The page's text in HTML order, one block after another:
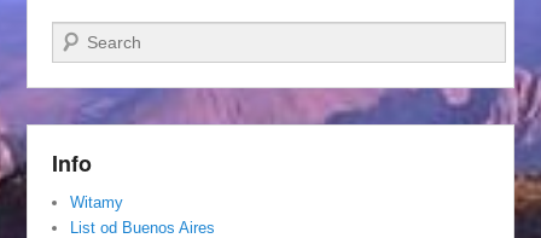
Szukaj
Info
Witamy
List od Buenos Aires